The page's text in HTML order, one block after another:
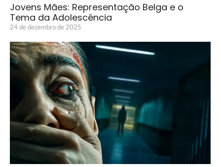
Jovens Mães: Representação Belga e o
Tema da Adolescência
24 de dezembro de 2025